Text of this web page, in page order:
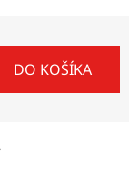
DO KOŠÍKA